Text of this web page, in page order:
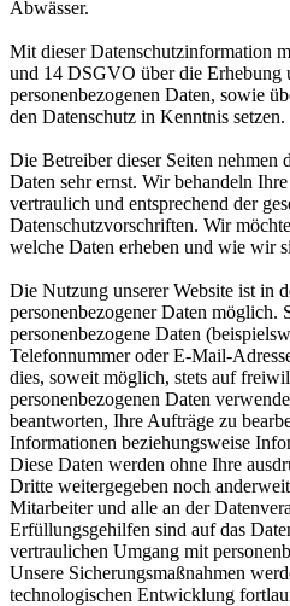
Abwässer.
Mit dieser Datenschutzinformation
und 14 DSGVO über die Erhebung
personenbezogenen Daten, sowie
den Datenschutz in Kenntnis setzen.
Die Betreiber dieser Seiten nehmen
Daten sehr ernst. Wir behandeln
vertraulich und entsprechend der
Datenschutzvorschriften. Wir
welche Daten erheben und wie wir
Die Nutzung unserer Website ist in
personenbezogener Daten möglich.
personenbezogene Daten
Telefonnummer oder E-Mail-
dies, soweit möglich, stets auf
personenbezogenen Daten
beantworten, Ihre Aufträge zu
Informationen beziehungsweise
Diese Daten werden ohne Ihre
Dritte weitergegeben noch
Mitarbeiter und alle an der
Erfüllungsgehilfen sind auf das
vertraulichen Umgang mit
Unsere Sicherungsmaßnahmen
technologischen Entwicklung